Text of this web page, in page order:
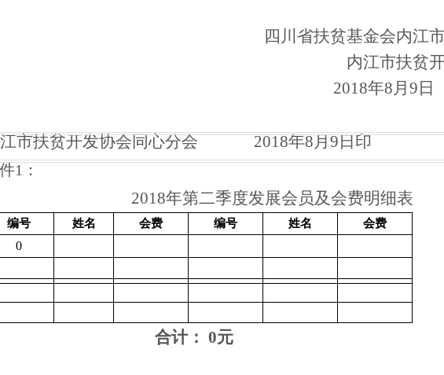
四川省扶贫基金会内江
内江市扶贫
8年8月 9 日
市扶贫开发协会同心分会 2018年8月9日印
1 ：
2018年第二季度发展会员及会费明细表
编号 姓名 会费 编号 姓名 会费
0
合计： 0元